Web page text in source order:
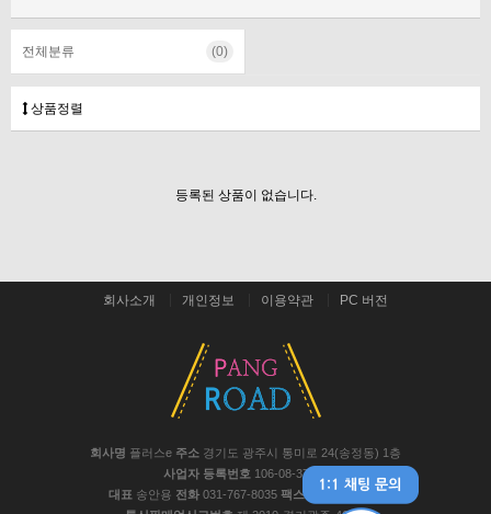
전체분류 (0)
상품정렬
등록된 상품이 없습니다.
회사소개 개인정보 이용약관 PC 버전
회사명 플러스e 주소 경기도 광주시 통미로 24(송정동) 1층
사업자 등록번호 106-08-37441
대표 송안용 전화 031-767-8035 팩스 031-767-8048